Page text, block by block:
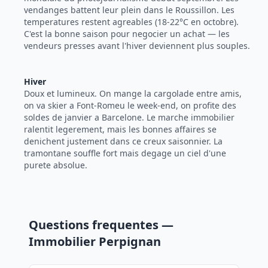
vendanges battent leur plein dans le Roussillon. Les
temperatures restent agreables (18-22°C en octobre).
C'est la bonne saison pour negocier un achat — les
vendeurs presses avant l'hiver deviennent plus souples.
Hiver
Doux et lumineux. On mange la cargolade entre amis,
on va skier a Font-Romeu le week-end, on profite des
soldes de janvier a Barcelone. Le marche immobilier
ralentit legerement, mais les bonnes affaires se
denichent justement dans ce creux saisonnier. La
tramontane souffle fort mais degage un ciel d'une
purete absolue.
Questions frequentes —
Immobilier Perpignan